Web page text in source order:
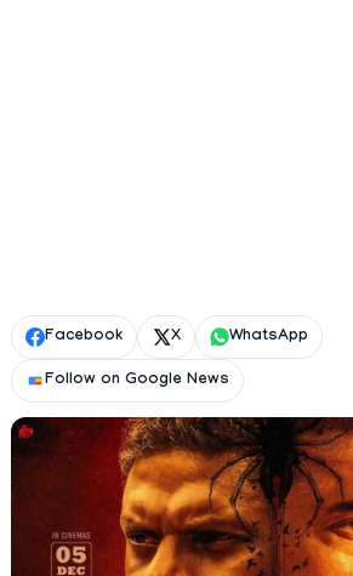
Facebook X WhatsApp
Follow on Google News